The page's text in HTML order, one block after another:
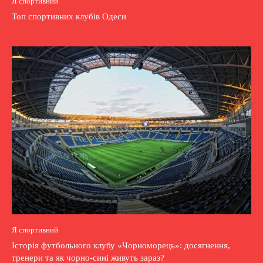
Топ спортивних клубів Одеси
Я спортивний
Історія футбольного клубу «Чорноморець»: досягнення,
тренери та як чорно-сині живуть зараз?